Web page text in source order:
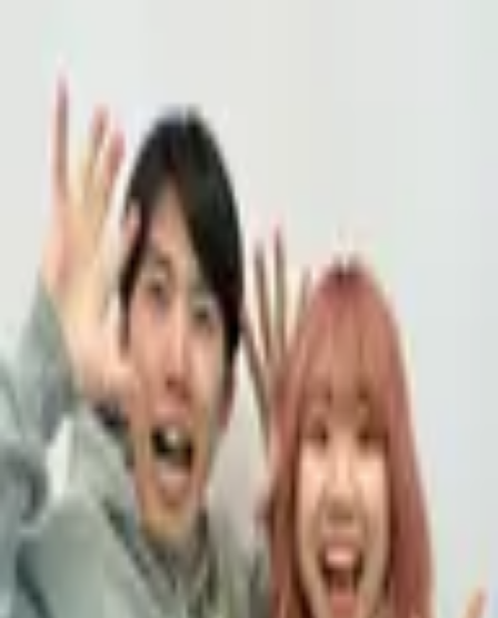
Podcast振り返り
正しくなくてOK！その時の理解度や、感情を残しておくこ
とが重要です。
未実施の理解度チェック
【英語×日本語】StudyInネイティブ英会話Podcast
#465 フィリピン留学って結局何なん。
復習データを準備中...